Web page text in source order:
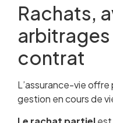
Rachats,
contrat
L’assurance-vie offre
gestion en cours de